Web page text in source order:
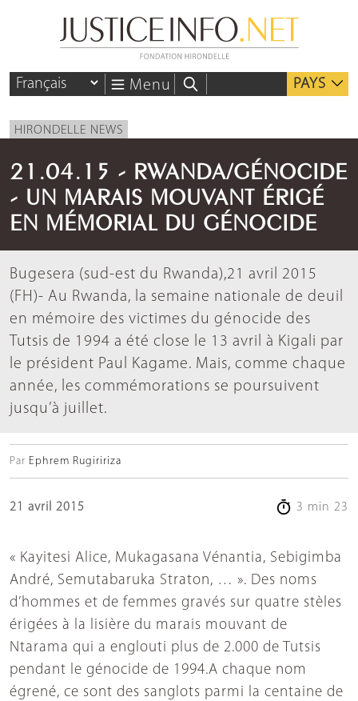
Menu PAYS
HIRONDELLE NEWS
21.04.15 - RWANDA/GÉNOCIDE
- UN MARAIS MOUVANT ÉRIGÉ
EN MÉMORIAL DU GÉNOCIDE
Bugesera (sud-est du Rwanda),21 avril 2015
(FH)- Au Rwanda, la semaine nationale de deuil
en mémoire des victimes du génocide des
Tutsis de 1994 a été close le 13 avril à Kigali par
le président Paul Kagame. Mais, comme chaque
année, les commémorations se poursuivent
jusqu’à juillet.
Par Ephrem Rugiririza
21 avril 2015 3 min 23
« Kayitesi Alice, Mukagasana Vénantia, Sebigimba
André, Semutabaruka Straton, … ». Des noms
d’hommes et de femmes gravés sur quatre stèles
érigées à la lisière du marais mouvant de
Ntarama qui a englouti plus de 2.000 de Tutsis
pendant le génocide de 1994.A chaque nom
égrené, ce sont des sanglots parmi la centaine de